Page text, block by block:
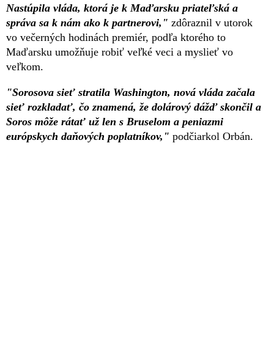
Nastúpila vláda, ktorá je k Maďarsku priateľská a
správa sa k nám ako k partnerovi," zdôraznil v utorok
vo večerných hodinách premiér, podľa ktorého to
Maďarsku umožňuje robiť veľké veci a myslieť vo
veľkom.
"Sorosova sieť stratila Washington, nová vláda začala
sieť rozkladať, čo znamená, že dolárový dážď skončil a
Soros môže rátať už len s Bruselom a peniazmi
európskych daňových poplatníkov," podčiarkol Orbán.